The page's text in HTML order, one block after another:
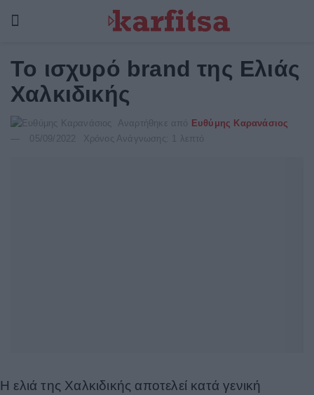
Το ισχυρό brand της Ελιάς
Χαλκιδικής
Αναρτήθηκε από
Ευθύμης Καρανάσιος
05/09/2022
Χρόνος Ανάγνωσης: 1 λεπτό
Η ελιά της Χαλκιδικής αποτελεί κατά γενική